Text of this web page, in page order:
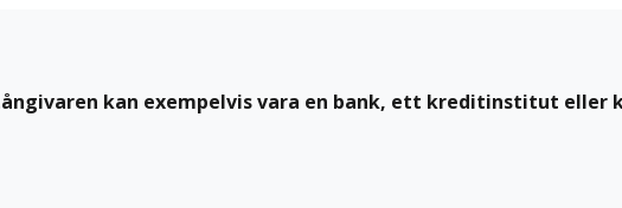
kan exempelvis vara en bank, ett kreditinstitut